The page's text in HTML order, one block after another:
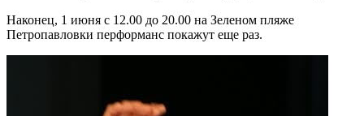
Наконец, 1 июня с 12.00 до 20.00 на Зеленом пляже
Петропавловки перформанс покажут еще раз.